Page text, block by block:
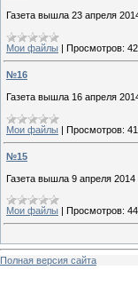
Газета вышла 23 апреля
Мои файлы | Просмотров:
№16
Газета вышла 16 апреля
Мои файлы | Просмотров:
№15
Газета вышла 9 апреля 2014
Мои файлы | Просмотров:
Полная версия сайта